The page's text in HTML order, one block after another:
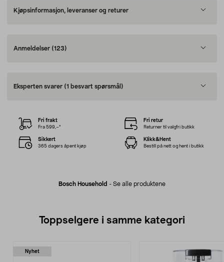
Kjøpsinformasjon, leveranser og returer
Anmeldelser (123)
Eksperten svarer (1 besvart spørsmål)
Bosch Household - Se alle produktene
Fri frakt
Fra 599,–*
Fri retur
Returner til valgfri butikk
Sikkert
365 dagers åpent kjøp
Klikk&Hent
Bestill på nett og hent i butikk
Toppselgere i samme kategori
Nyhet